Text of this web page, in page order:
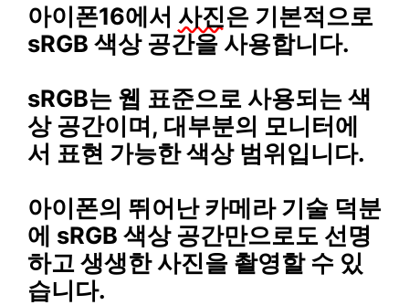
아이폰16에서 사진은 기본적으로
sRGB 색상 공간을 사용합니다.
sRGB는 웹 표준으로 사용되는 색
상 공간이며, 대부분의 모니터에
서 표현 가능한 색상 범위입니다.
아이폰의 뛰어난 카메라 기술 덕분
에 sRGB 색상 공간만으로도 선명
하고 생생한 사진을 촬영할 수 있
습니다.